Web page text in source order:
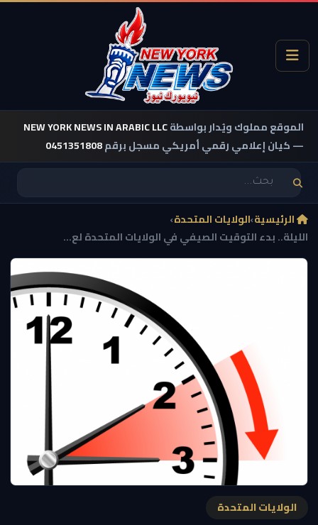
الموقع مملوك ويُدار بواسطةNEW YORK NEWS IN ARABIC LLC
— كيان إعلامي رقمي أمريكي مسجل برقم0451351808
الرئيسية›الولايات المتحدة›
الليلة.. بدء التوقيت الصيفي في الولايات المتحدة لع...
الولايات المتحدة